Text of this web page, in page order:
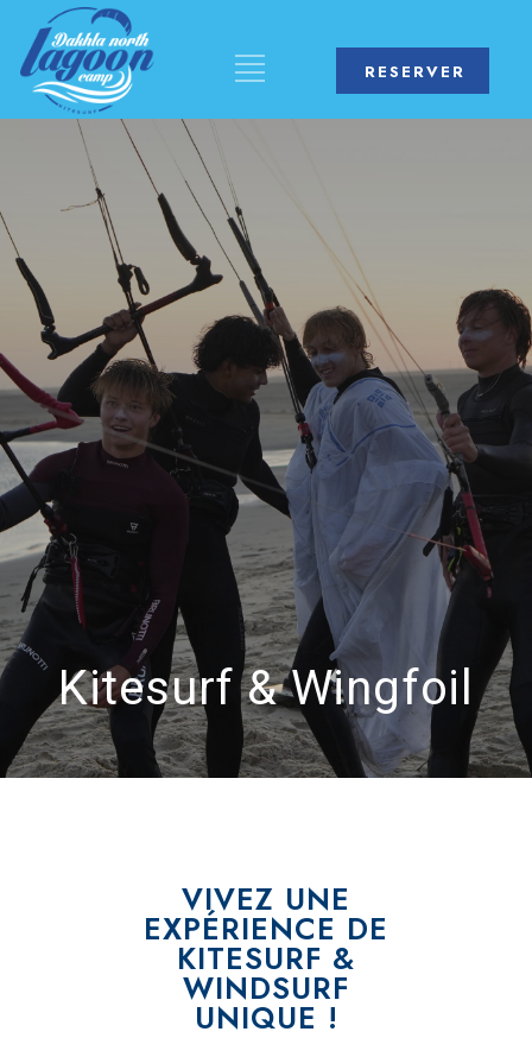
RESERVER
Kitesurf & Wingfoil
VIVEZ UNE
EXPÉRIENCE DE
KITESURF &
WINDSURF
UNIQUE !